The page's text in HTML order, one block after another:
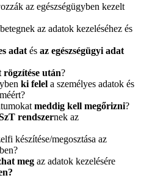
az egészségügyben kezelt
az adatok kezeléséhez és
adat és az egészségügyi adat
rögzítése után?
ki felel a személyes adatok és
meddig kell megőrizni?
rendszernek az
készítése/megosztása az
meg az adatok kezelésére